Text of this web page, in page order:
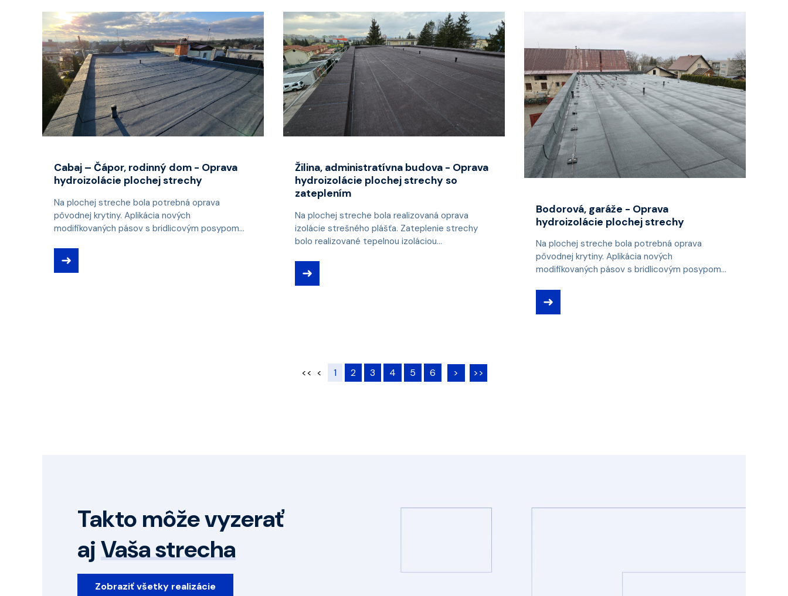
Cabaj – Čápor, rodinný dom - Oprava
hydroizolácie plochej strechy
Na plochej streche bola potrebná oprava
pôvodnej krytiny. Aplikácia nových
modifikovaných pásov s bridlicovým posypom...
➜
Žilina, administratívna budova - Oprava
hydroizolácie plochej strechy so
zateplením
Na plochej streche bola realizovaná oprava
izolácie strešného plášťa. Zateplenie strechy
bolo realizované tepelnou izoláciou...
➜
Bodorová, garáže - Oprava
hydroizolácie plochej strechy
Na plochej streche bola potrebná oprava
pôvodnej krytiny. Aplikácia nových
modifikovaných pásov s bridlicovým posypom...
➜
<< < 1 2 3 4 5 6 > >>
Takto môže vyzerať
ajVaša strecha
Zobraziť všetky realizácie